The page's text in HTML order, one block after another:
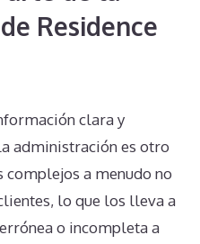
Residence
clara y
administración es otro
a menudo no
lo que los lleva a
o incompleta a